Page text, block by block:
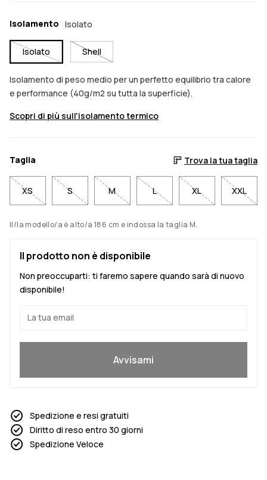
Isolamento Isolato
Isolato Shell
Isolamento di peso medio per un perfetto equilibrio tra calore
e performance (40g/m2 su tutta la superficie).
Scopri di più sull'isolamento termico
Taglia Trova la tua taglia
XS S M L XL XXL
Il/la modello/a è alto/a 186 cm e indossa la taglia M.
Il prodotto non è disponibile
Non preoccuparti: ti faremo sapere quando sarà di nuovo
disponibile!
Avvisami
Spedizione e resi gratuiti
Diritto di reso entro 30 giorni
Spedizione Veloce